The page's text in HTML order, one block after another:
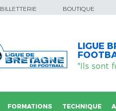
BILLETTERIE BOUTIQUE
LIGUE
"Ils sont
FORMATIONS TECHNIQUE